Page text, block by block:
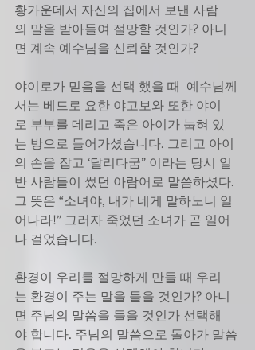
황가운데서 자신의 집에서 보낸 사람
의 말을 받아들여 절망할 것인가? 아니
면 계속 예수님을 신뢰할 것인가?
야이로가 믿음을 선택 했을 때  예수님께
서는 베드로 요한 야고보와 또한 야이
로 부부를 데리고 죽은 아이가 눕혀 있
는 방으로 들어가셨습니다. 그리고 아이
의 손을 잡고 ‘달리다굼” 이라는 당시 일
반 사람들이 썼던 아람어로 말씀하셨다.
그 뜻은 “소녀야, 내가 네게 말하노니 일
어나라!” 그러자 죽었던 소녀가 곧 일어
나 걸었습니다.
환경이 우리를 절망하게 만들 때 우리
는 환경이 주는 말을 들을 것인가? 아니
면 주님의 말씀을 들을 것인가 선택해
야 합니다. 주님의 말씀으로 돌아가 말씀